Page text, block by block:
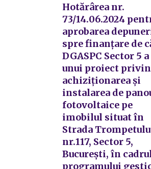
Hotărârea nr.
73/14.06.2024
aprobarea
spre finanţare de
DGASPC Sector 5 a
unui proiect
achiziționarea şi
instalarea de
fotovoltaice pe
imobilul situat în
Strada
nr.117, Sector 5,
București, în
programului